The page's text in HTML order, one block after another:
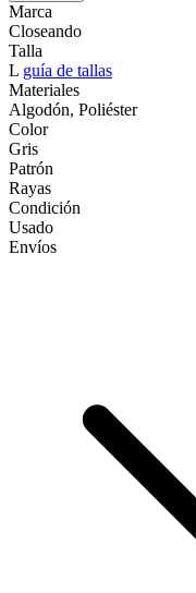
Marca
Closeando
Talla
L guía de tallas
Materiales
Algodón, Poliéster
Color
Gris
Patrón
Rayas
Condición
Usado
Envíos